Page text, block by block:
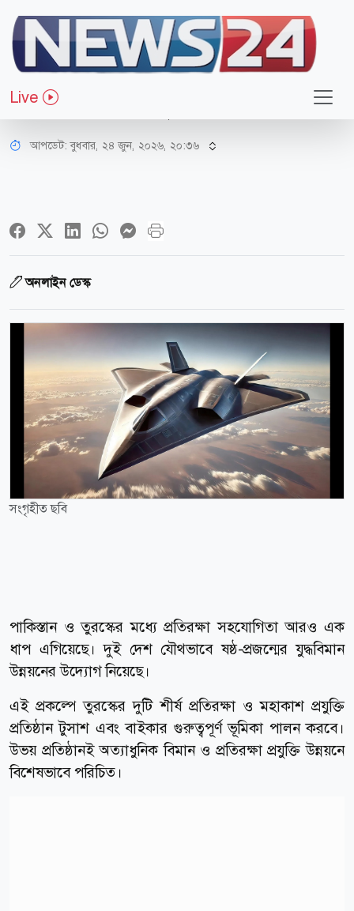
Live
আন্তর্জাতিক
ষষ্ঠ-প্রজন্মের যুদ্ধবিমান প্রকল্প হাতে
নিয়েছে পাকিস্তান-তুরস্ক
আপডেট: বুধবার, ২৪ জুন, ২০২৬, ২০:৩৬
অনলাইন ডেস্ক
সংগৃহীত ছবি
পাকিস্তান ও তুরস্কের মধ্যে প্রতিরক্ষা সহযোগিতা আরও এক
ধাপ এগিয়েছে। দুই দেশ যৌথভাবে ষষ্ঠ-প্রজন্মের যুদ্ধবিমান
উন্নয়নের উদ্যোগ নিয়েছে।
এই প্রকল্পে তুরস্কের দুটি শীর্ষ প্রতিরক্ষা ও মহাকাশ প্রযুক্তি
প্রতিষ্ঠান টুসাশ এবং বাইকার গুরুত্বপূর্ণ ভূমিকা পালন করবে।
উভয় প্রতিষ্ঠানই অত্যাধুনিক বিমান ও প্রতিরক্ষা প্রযুক্তি উন্নয়নে
বিশেষভাবে পরিচিত।